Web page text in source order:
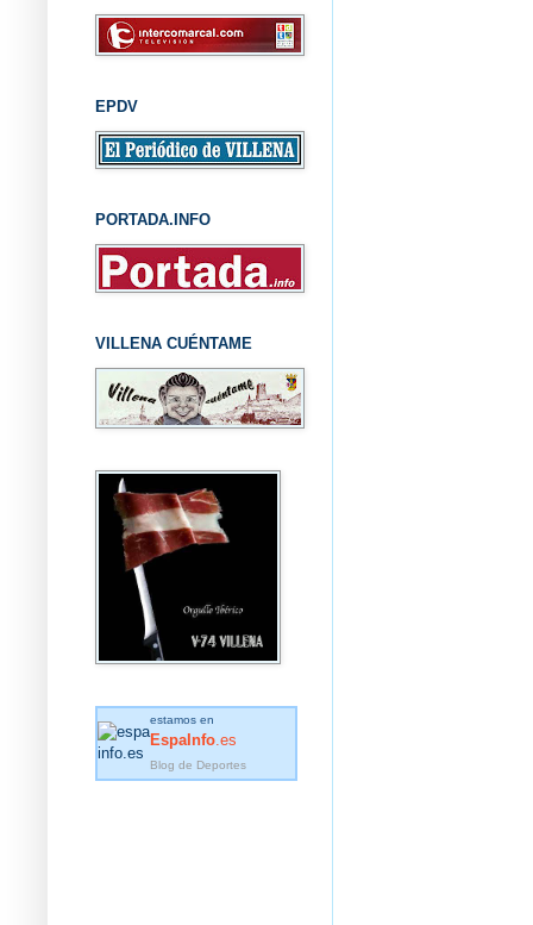
EPDV
PORTADA.INFO
VILLENA CUÉNTAME
estamos en
EspaInfo .es
Blog de Deportes